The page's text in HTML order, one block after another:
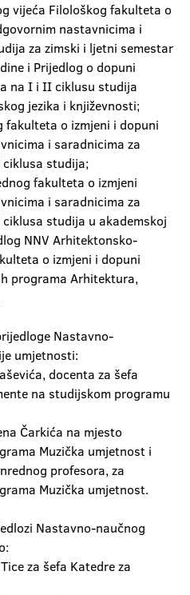
vijeća Filološkog fakulteta o
nastavnicima i
za zimski i ljetni semestar
i Prijedlog o dopuni
na I i II ciklusu studija
jezika i književnosti;
fakulteta o izmjeni i dopuni
i saradnicima za
studija;
fakulteta o izmjeni
i saradnicima za
studija u akademskoj
NNV Arhitektonsko-
o izmjeni i dopuni
programa Arhitektura,
Nastavno-
umjetnosti:
docenta za šefa
na studijskom programu
Čarkića na mjesto
Muzička umjetnost i
profesora, za
Muzička umjetnost.
Nastavno-naučnog
za šefa Katedre za